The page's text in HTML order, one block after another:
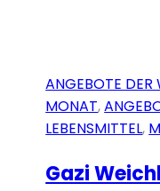
ANGEBOTE DER
MONAT,
LEBENSMITTEL,
Gazi